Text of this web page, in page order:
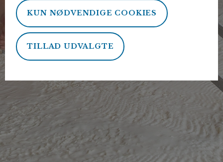
KUN NØDVENDIGE COOKIES
TILLAD UDVALGTE